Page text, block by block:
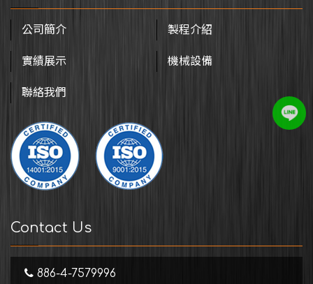
公司簡介 製程介紹
實績展示 機械設備
聯絡我們
Contact Us
886-4-7579996